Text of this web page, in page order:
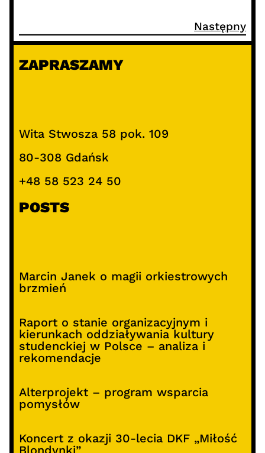
Następny
ZAPRASZAMY
Wita Stwosza 58 pok. 109
80-308 Gdańsk
+48 58 523 24 50
POSTS
Marcin Janek o magii orkiestrowych
brzmień
Raport o stanie organizacyjnym i
kierunkach oddziaływania kultury
studenckiej w Polsce – analiza i
rekomendacje
Alterprojekt – program wsparcia
pomysłów
Koncert z okazji 30-lecia DKF „Miłość
Blondynki”